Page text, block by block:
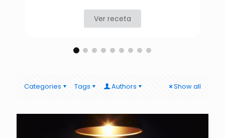
Ver receta
Categories Tags Authors Show all